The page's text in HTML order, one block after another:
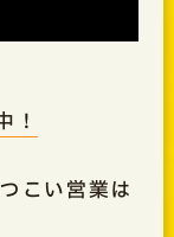
！
こい営業は